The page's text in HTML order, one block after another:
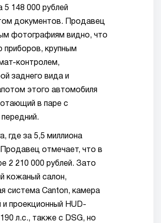
5 148 000 рублей
документов. Продавец
фотографиям видно, что
крупным
контролем,
заднего вида и
этого автомобиля
в паре с
где за 5,5 миллиона
Продавец отмечает, что в
2 210 000 рублей. Зато
кожаный салон,
система Canton, камера
и проекционный HUD-
л.с., также с DSG, но